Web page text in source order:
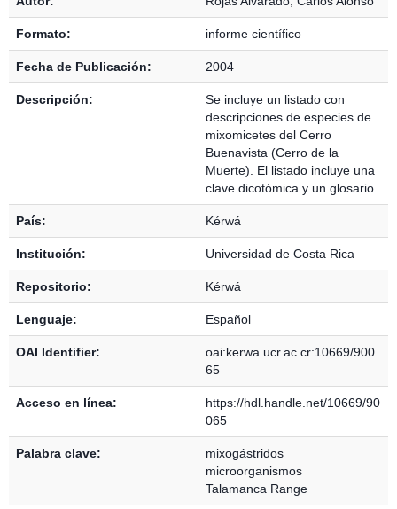
Formato: informe científico
Fecha de Publicación: 2004
Descripción:
Se incluye un listado con
descripciones de especies de
mixomicetes del Cerro
Buenavista (Cerro de la
Muerte). El listado incluye una
clave dicotómica y un glosario.
País: Kérwá
Institución: Universidad de Costa Rica
Repositorio: Kérwá
Lenguaje: Español
OAI Identifier:
oai:kerwa.ucr.ac.cr:10669/900
65
Acceso en línea:
https://hdl.handle.net/10669/90
065
Palabra clave:
mixogástridos
microorganismos
Talamanca Range